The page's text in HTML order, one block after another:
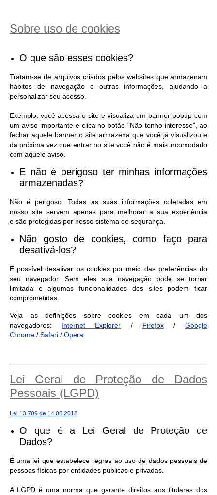
Sobre uso de cookies
O que são esses cookies?
Tratam-se de arquivos criados pelos websites que armazenam
hábitos de navegação e outras informações, ajudando a
personalizar seu acesso.
Exemplo: você acessa o site e visualiza um banner popup com
um aviso importante e clica no botão "Não tenho interesse", ao
fechar aquele banner o site armazena que você já visualizou e
da próxima vez que entrar no site você não é mais incomodado
com aquele aviso.
E não é perigoso ter minhas informações
armazenadas?
Não é perigoso. Todas as suas informações coletadas em
nosso site servem apenas para melhorar a sua experiência
e são protegidas por nosso sistema de segurança.
Não gosto de cookies, como faço para
desativá-los?
É possível desativar os cookies por meio das preferências do
seu navegador. Sem eles sua navegação pode se tornar
limitada e algumas funcionalidades dos sites podem ficar
comprometidas.
Veja as definições sobre cookies em cada um dos
navegadores: Internet Explorer / Firefox/Google
Chrome / Safari / Opera
Lei Geral de Proteção de Dados
Pessoais (LGPD)
Lei 13.709 de 14.08.2018
O que é a Lei Geral de Proteção de
Dados?
É uma lei que estabelece regras ao uso de dados pessoais de
pessoas físicas por entidades públicas e privadas.
A LGPD é uma norma que garante direitos aos titulares dos